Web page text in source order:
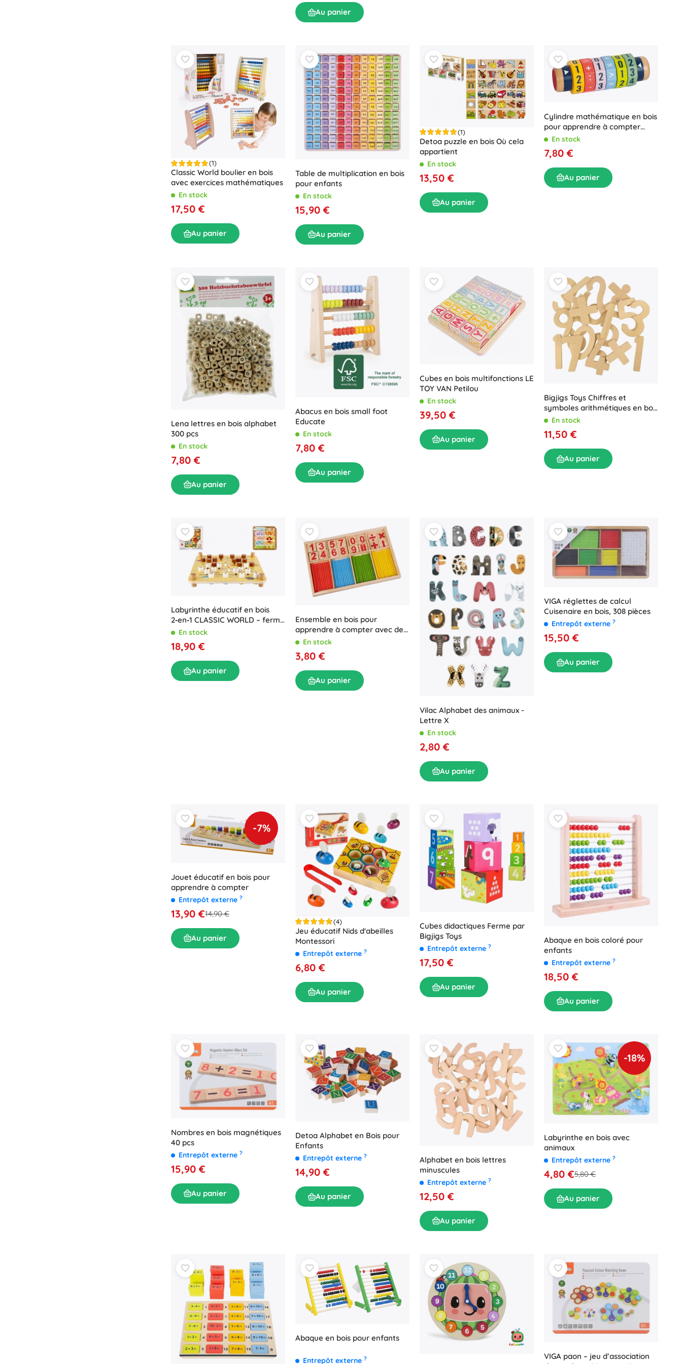
Au panier
(1)
Classic World boulier en bois
avec exercices mathématiques
En stock
17,50 €
Au panier
Table de multiplication en bois
pour enfants
En stock
15,90 €
Au panier
(1)
Detoa puzzle en bois Où cela
appartient
En stock
13,50 €
Au panier
Cylindre mathématique en bois
pour apprendre à compter
SMALL FOOT
En stock
7,80 €
Au panier
Lena lettres en bois alphabet
300 pcs
En stock
7,80 €
Au panier
Abacus en bois small foot
Educate
En stock
7,80 €
Au panier
Cubes en bois multifonctions LE
TOY VAN Petilou
En stock
39,50 €
Au panier
Bigjigs Toys Chiffres et
symboles arithmétiques en bois
pour enfants
En stock
11,50 €
Au panier
Labyrinthe éducatif en bois
2‑en‑1 CLASSIC WORLD – ferme
et alphabet, 30 × 30 cm
En stock
18,90 €
Au panier
Ensemble en bois pour
apprendre à compter avec des
bâtonnets
En stock
3,80 €
Au panier
Vilac Alphabet des animaux -
Lettre X
En stock
2,80 €
Au panier
VIGA réglettes de calcul
Cuisenaire en bois, 308 pièces
Entrepôt externe ?
15,50 €
Au panier
-7%
Jouet éducatif en bois pour
apprendre à compter
Entrepôt externe ?
13,90 €14,90 €
Au panier
(4)
Jeu éducatif Nids d'abeilles
Montessori
Entrepôt externe ?
6,80 €
Au panier
Cubes didactiques Ferme par
Bigjigs Toys
Entrepôt externe ?
17,50 €
Au panier
Abaque en bois coloré pour
enfants
Entrepôt externe ?
18,50 €
Au panier
Nombres en bois magnétiques
40 pcs
Entrepôt externe ?
15,90 €
Au panier
Detoa Alphabet en Bois pour
Enfants
Entrepôt externe ?
14,90 €
Au panier
Alphabet en bois lettres
minuscules
Entrepôt externe ?
12,50 €
Au panier
-18%
Labyrinthe en bois avec
animaux
Entrepôt externe ?
4,80 €5,80 €
Au panier
Abaque en bois pour enfants
Entrepôt externe ?
VIGA paon – jeu d’association